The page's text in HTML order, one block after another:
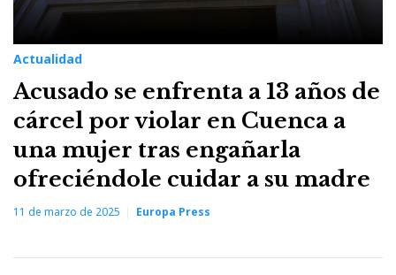
Actualidad
Acusado se enfrenta a 13 años de
cárcel por violar en Cuenca a
una mujer tras engañarla
ofreciéndole cuidar a su madre
11 de marzo de 2025 Europa Press